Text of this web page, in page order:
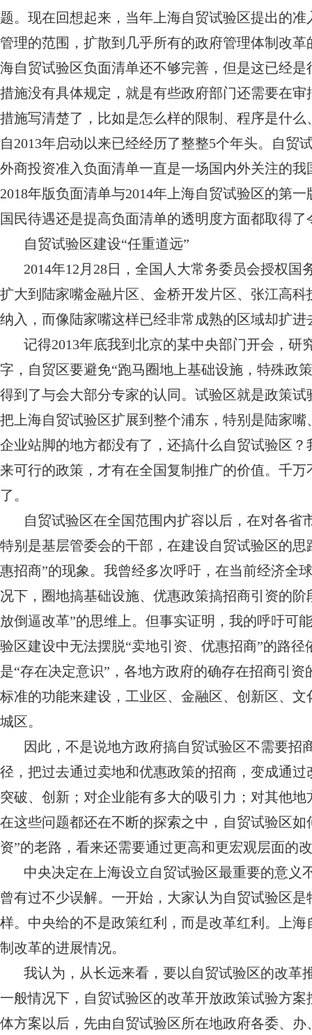
题。现在回想起来，当年上海自贸试验区提出的
管理的范围，扩散到几乎所有的政府管理体制改
海自贸试验区负面清单还不够完善，但是这已经
措施没有具体规定，就是有些政府部门还需要在
措施写清楚了，比如是怎么样的限制、程序是什
自2013年启动以来已经经历了整整5个年头。自
外商投资准入负面清单一直是一场国内外关注的
2018年版负面清单与2014年上海自贸试验区的第
国民待遇还是提高负面清单的透明度方面都取得
自贸试验区建设“任重道远”
2014年12月28日，全国人大常务委员会授权
扩大到陆家嘴金融片区、金桥开发片区、张江高
纳入，而像陆家嘴这样已经非常成熟的区域却扩进
记得2013年底我到北京的某中央部门开会，
字，自贸区要避免“跑马圈地上基础设施，特殊政
得到了与会大部分专家的认同。试验区就是政策
把上海自贸试验区扩展到整个浦东，特别是陆家
企业站脚的地方都没有了，还搞什么自贸试验区
来可行的政策，才有在全国复制推广的价值。千
了。
自贸试验区在全国范围内扩容以后，在对各
特别是基层管委会的干部，在建设自贸试验区的
惠招商”的现象。我曾经多次呼吁，在当前经济全
况下，圈地搞基础设施、优惠政策搞招商引资的
放倒逼改革”的思维上。但事实证明，我的呼吁可
验区建设中无法摆脱“卖地引资、优惠招商”的路
是“存在决定意识”，各地方政府的确存在招商引
标准的功能来建设，工业区、金融区、创新区、
城区。
因此，不是说地方政府搞自贸试验区不需要
径，把过去通过卖地和优惠政策的招商，变成通
突破、创新；对企业能有多大的吸引力；对其他
在这些问题都还在不断的探索之中，自贸试验区
资”的老路，看来还需要通过更高和更宏观层面的
中央决定在上海设立自贸试验区最重要的意义
曾有过不少误解。一开始，大家认为自贸试验区
样。中央给的不是政策红利，而是改革红利。上
制改革的进展情况。
我认为，从长远来看，要以自贸试验区的改革
一般情况下，自贸试验区的改革开放政策试验方
体方案以后，先由自贸试验区所在地政府各委、